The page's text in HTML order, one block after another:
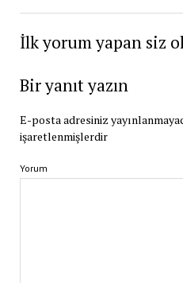
İlk yorum yapan siz
Bir yanıt yazın
E-posta adresiniz
işaretlenmişlerdir
Yorum